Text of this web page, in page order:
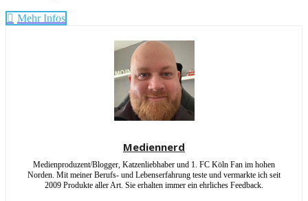
Mehr Infos
Mediennerd
Medienproduzent/Blogger, Katzenliebhaber und 1. FC Köln Fan im hohen
Norden. Mit meiner Berufs- und Lebenserfahrung teste und vermarkte ich seit
2009 Produkte aller Art. Sie erhalten immer ein ehrliches Feedback.